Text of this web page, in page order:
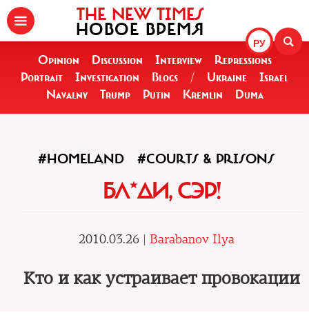
РУ
THE NEW TIMES
НОВОЕ ВРЕМЯ
Opinion Discussion Interview
Repressions
Portrait
Investigation Blogs / Ukraine
Israel
Navalny
Trump Putin Kremlin Duma
#HOMELAND #COURTS & PRISONS
БЛ*ДИ, СЭР!
2010.03.26 | Barabanov Ilya
Кто и как устраивает провокации